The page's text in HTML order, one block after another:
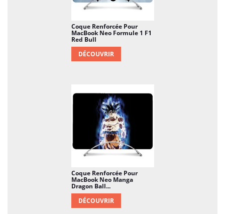
Coque Renforcée Pour
MacBook Neo Formule 1 F1
Red Bull
DÉCOUVRIR
Coque Renforcée Pour
MacBook Neo Manga
Dragon Ball...
DÉCOUVRIR